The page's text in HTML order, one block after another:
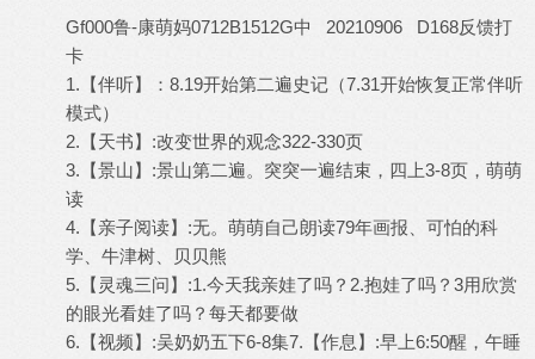
Gf000鲁-康萌妈0712B1512G中 20210906 D168反馈打
卡
1.【伴听】：8.19开始第二遍史记（7.31开始恢复正常伴听
模式）
2.【天书】:改变世界的观念322-330页
3.【景山】:景山第二遍。突突一遍结束，四上3-8页，萌萌
读
4.【亲子阅读】:无。萌萌自己朗读79年画报、可怕的科
学、牛津树、贝贝熊
5.【灵魂三问】:1.今天我亲娃了吗？2.抱娃了吗？3用欣赏
的眼光看娃了吗？每天都要做
6.【视频】:吴奶奶五下6-8集7.【作息】:早上6:50醒，午睡